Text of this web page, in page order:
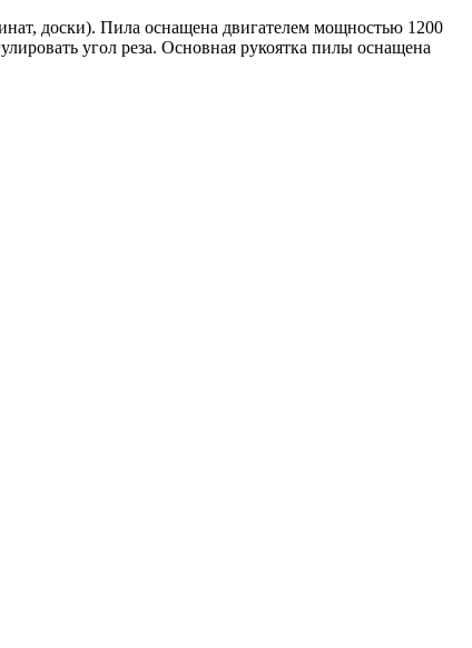
доски). Пила оснащена двигателем мощностью 1200
угол реза. Основная рукоятка пилы оснащена